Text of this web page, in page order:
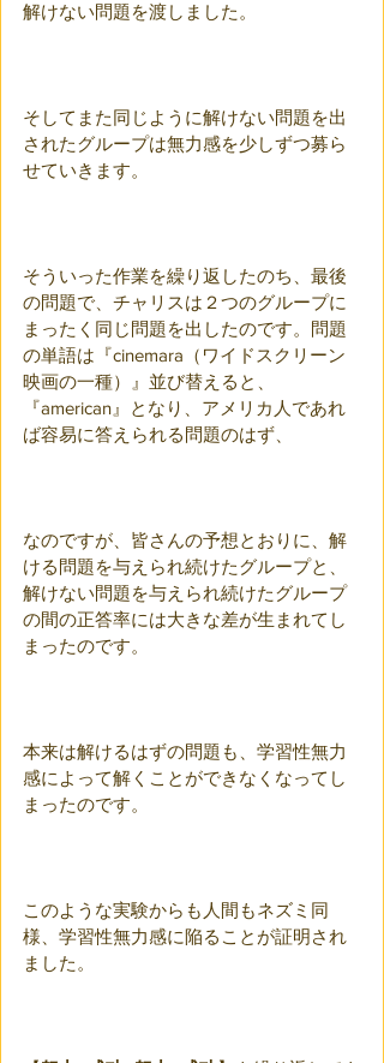
解けない問題を渡しました。
そしてまた同じように解けない問題を出
されたグループは無力感を少しずつ募ら
せていきます。
そういった作業を繰り返したのち、最後
の問題で、チャリスは２つのグループに
まったく同じ問題を出したのです。問題
の単語は『cinemara（ワイドスクリーン
映画の一種）』並び替えると、
『american』となり、アメリカ人であれ
ば容易に答えられる問題のはず、
なのですが、皆さんの予想とおりに、解
ける問題を与えられ続けたグループと、
解けない問題を与えられ続けたグループ
の間の正答率には大きな差が生まれてし
まったのです。
本来は解けるはずの問題も、学習性無力
感によって解くことができなくなってし
まったのです。
このような実験からも人間もネズミ同
様、学習性無力感に陥ることが証明され
ました。